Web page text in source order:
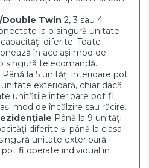
Twin 2, 3 sau 4
la o singură unitate
diferite. Toate
în același mod de
singură telecomandă.
Până la 5 unități interioare pot
exterioară, chiar dacă
unitățile interioare pot fi
mod de încălzire sau răcire.
Până la 9 unități
diferite și până la clasa
unitate exterioară.
fi operate individual în